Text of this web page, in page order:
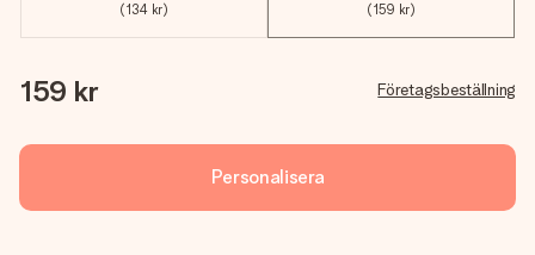
(134 kr) (159 kr)
159 kr Företagsbeställning
Personalisera